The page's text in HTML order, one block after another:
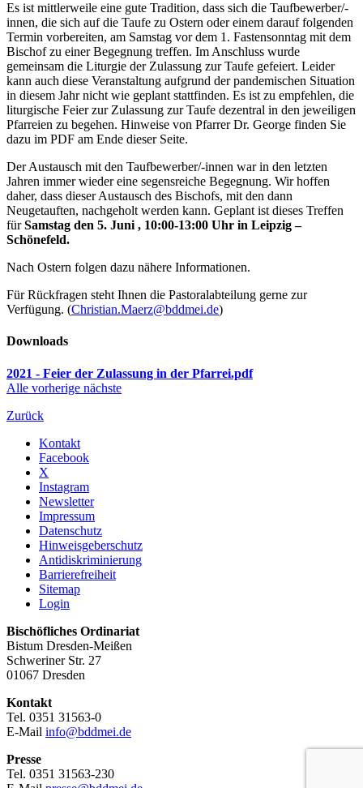
Es ist mittlerweile eine gute Tradition, dass sich die Taufbewerber/-
innen, die sich auf die Taufe zu Ostern oder einem darauf folgenden
Termin vorbereiten, am Samstag vor dem 1. Fastensonntag mit dem
Bischof zu einer Begegnung treffen. Im Anschluss wurde
gemeinsam die Liturgie der Zulassung zur Taufe gefeiert. Leider
kann auch diese Veranstaltung aufgrund der pandemischen Situation
in diesem Jahr nicht wie geplant stattfinden. Es ist zu empfehlen, die
liturgische Feier zur Zulassung zur Taufe dezentral in den jeweiligen
Pfarreien zu begehen. Hinweise von Pfarrer Dr. George finden Sie
dazu im PDF am Ende dieser Seite.
Der Austausch mit den Taufbewerber/-innen war in den letzten
Jahren immer wieder eine segensreiche Begegnung. Wir hoffen
daher, dass dieser Austausch des Bischofs, mit den dann
Neugetauften, nachgeholt werden kann. Geplant ist dieses Treffen
fürSamstag den 5. Juni , 10:00-13:00 Uhr in Leipzig –
Schönefeld.
Nach Ostern folgen dazu nähere Informationen.
Für Rückfragen steht Ihnen die Pastoralabteilung gerne zur
Verfügung. (Christian.Maerz@bddmei.de)
Downloads
2021 - Feier der Zulassung in der Pfarrei.pdf
Alle vorherige nächste
Zurück
Kontakt
Facebook
X
Instagram
Newsletter
Impressum
Datenschutz
Hinweisgeberschutz
Antidiskriminierung
Barrierefreiheit
Sitemap
Login
Bischöfliches Ordinariat
Bistum Dresden-Meißen
Schweriner Str. 27
01067 Dresden
Kontakt
Tel. 0351 31563-0
E-Mail info@bddmei.de
Presse
Tel. 0351 31563-230